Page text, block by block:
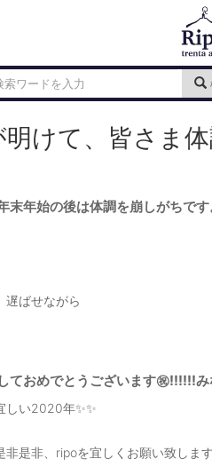
明けて、皆さま
末年始の後は体調を崩しがちで
遅ばせながら
ておめでとうございます㊗️‼️‼️‼️み
しい2020年✨✨
非是非、ripoを宜しくお願い致しま